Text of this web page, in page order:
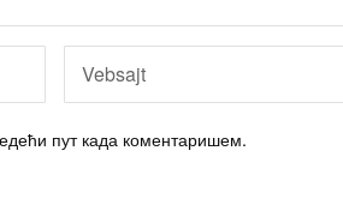
пут када коментаришем.